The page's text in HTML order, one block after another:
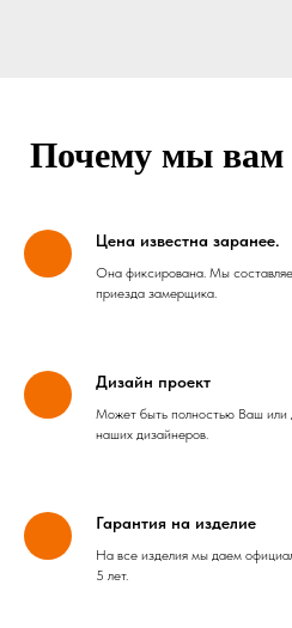
Почему мы вам
Цена известна заранее.
Она фиксирована. Мы
приезда замерщика.
Дизайн проект
Может быть полностью Ваш или
наших дизайнеров.
Гарантия на изделие
На все изделия мы даем
5 лет.